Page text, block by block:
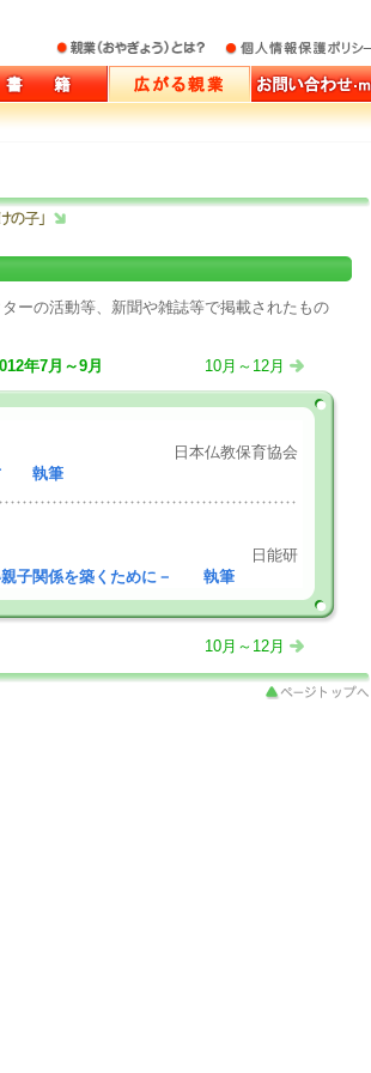
広がる親業
お問い合わせ・
ーの活動等、新聞や雑誌等で掲載されたもの
年7月～9月 10月～12月
日本仏教保育協会
方 執筆
日能研
親子関係を築くために－ 執筆
10月～12月